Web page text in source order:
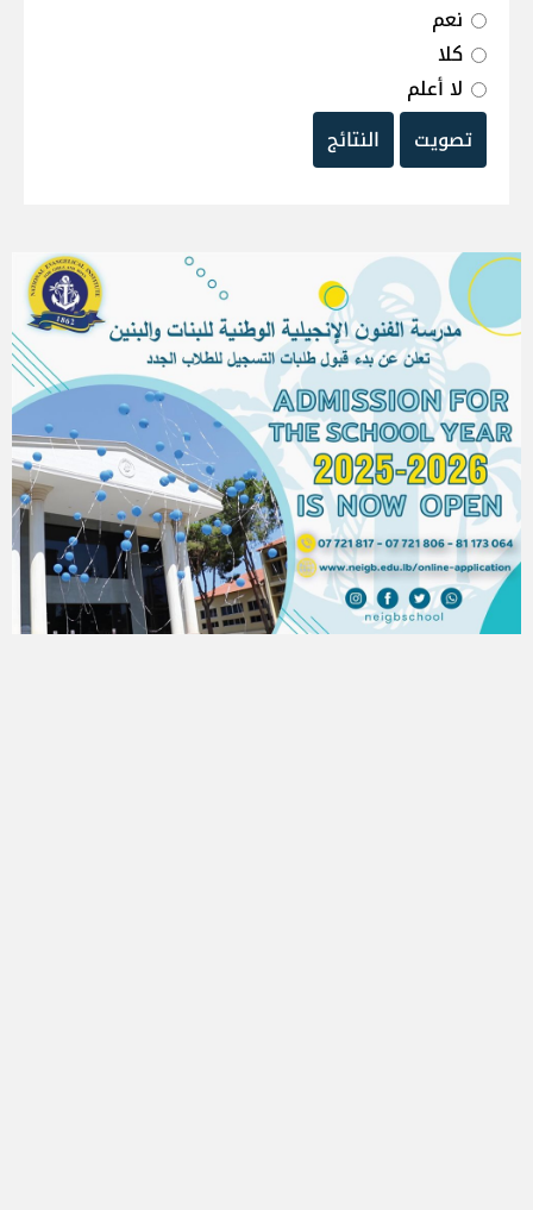
نعم
كلا
لا أعلم
تصويت
النتائج